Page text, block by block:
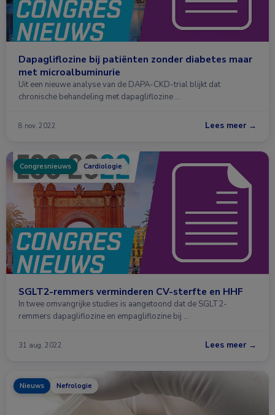
Dapagliflozine bij patiënten zonder diabetes maar
met microalbuminurie
Uit een nieuwe analyse van de DAPA-CKD-trial blijkt dat
chronische behandeling met dapagliflozine …
8 nov. 2022 Lees meer →
Congresnieuws Cardiologie
SGLT2-remmers verminderen CV-sterfte en HHF
In twee omvangrijke studies is aangetoond dat de SGLT2-
remmers dapagliflozine en empagliflozine bij …
31 aug. 2022 Lees meer →
Nieuws Nefrologie